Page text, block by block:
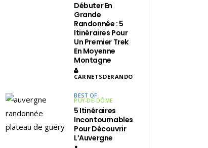
Débuter En
Grande
Randonnée : 5
Itinéraires Pour
Un Premier Trek
En Moyenne
Montagne
CARNETSDERANDO
BEST OF
PUY-DE-DÔME
5 Itinéraires
Incontournables
Pour Découvrir
L’Auvergne